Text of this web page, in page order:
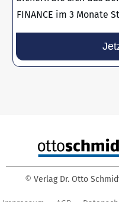
FINANCE im 3 Monate
© Verlag Dr. Otto